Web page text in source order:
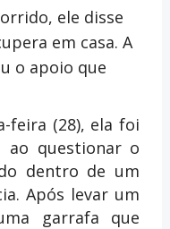
ele disse
em casa. A
o apoio que
feira (28), ela foi
ao questionar o
dentro de um
Após levar um
garrafa que